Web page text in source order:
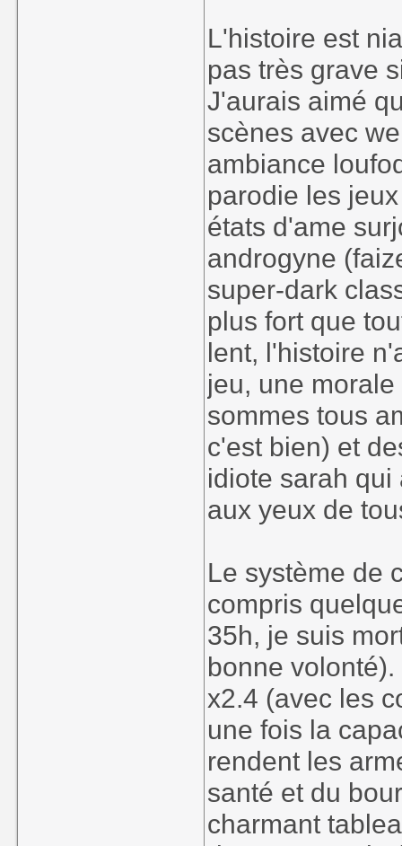
dire.
Vraiment, un
hésitation
contre qu'il n'ai
L'histoire est
pas très grave
J'aurais aimé
scènes avec
ambiance
parodie les
états d'ame
androgyne
super-dark
plus fort que
lent, l'histoire
jeu, une
sommes tous
c'est bien) et
idiote sarah
aux yeux de
Le système de
compris
35h, je suis
bonne
x2.4 (avec les
une fois la
rendent les
santé et du
charmant